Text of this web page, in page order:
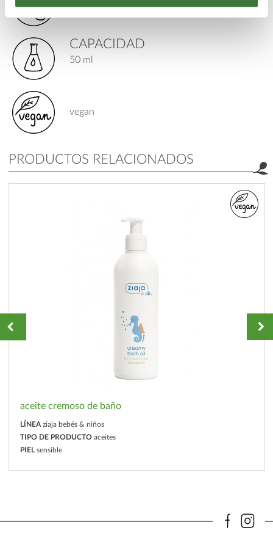
dentífricos
CAPACIDAD
50 ml
vegan
PRODUCTOS RELACIONADOS
aceite cremoso de baño
LÍNEA ziaja bebés & niños
TIPO DE PRODUCTO aceites
PIEL sensible